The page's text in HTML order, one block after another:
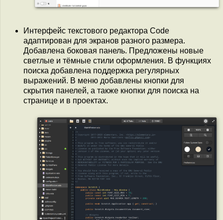
Интерфейс текстового редактора Code
адаптирован для экранов разного размера.
Добавлена боковая панель. Предложены новые
светлые и тёмные стили оформления. В функциях
поиска добавлена поддержка регулярных
выражений. В меню добавлены кнопки для
скрытия панелей, а также кнопки для поиска на
странице и в проектах.